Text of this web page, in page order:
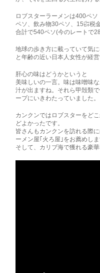
ロブスターラーメンは400ペ
ペソ、飲み物30ペソ、15㌫税
合計で540ペソ(今のレートで
地球の歩き方に載っていて気
と年齢の近い日本人女性が経
肝心の味はどうかというと
美味しいの一言。味は味噌味
汁が出ますね。それら甲殻類
ープにいきわたっていました。
カンクンではロブスターをど
どよかったです。
皆さんもカンクンを訪れる際
ーメン屋｢火ろ屋｣をお薦めしま
そして、カリブ海で獲れる豪